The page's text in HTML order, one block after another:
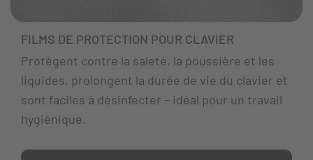
FILMS DE PROTECTION POUR CLAVIER
Protègent contre la saleté, la poussière et les
liquides, prolongent la durée de vie du clavier et
sont faciles à désinfecter – idéal pour un travail
hygiénique.